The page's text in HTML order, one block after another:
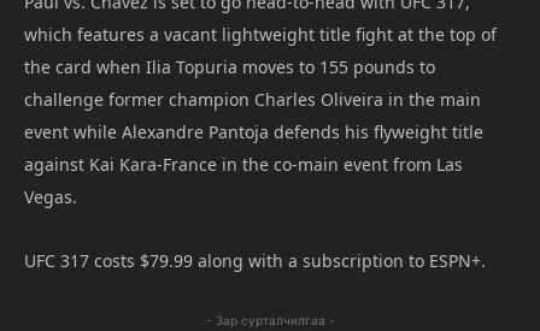
which features a vacant lightweight title fight at the top of
the card when Ilia Topuria moves to 155 pounds to
challenge former champion Charles Oliveira in the main
event while Alexandre Pantoja defends his flyweight title
against Kai Kara-France in the co-main event from Las
Vegas.
UFC 317 costs $79.99 along with a subscription to ESPN+.
- Зар сурталчилгаа -